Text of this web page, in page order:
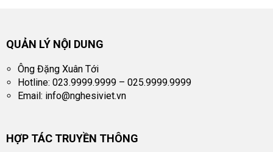
QUẢN LÝ NỘI DUNG
Ông Đặng Xuân Tới
Hotline: 023.9999.9999 – 025.9999.9999
Email: info@nghesiviet.vn
HỢP TÁC TRUYỀN THÔNG